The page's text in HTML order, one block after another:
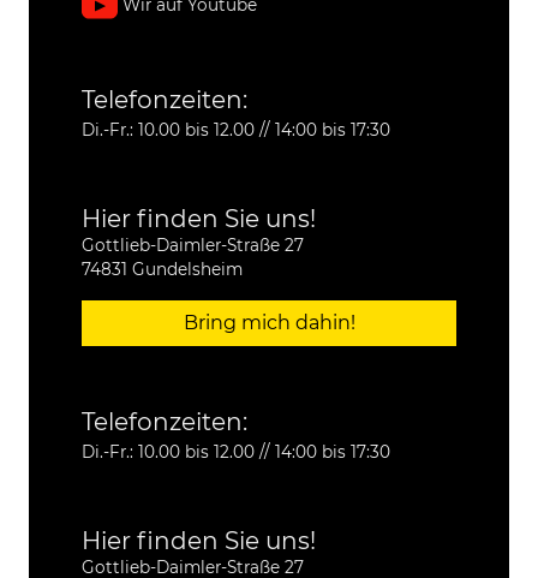
Wir auf Youtube
Telefonzeiten:
Di.-Fr.: 10.00 bis 12.00 // 14:00 bis 17:30
Hier finden Sie uns!
Gottlieb-Daimler-Straße 27
74831 Gundelsheim
Bring mich dahin!
Telefonzeiten:
Di.-Fr.: 10.00 bis 12.00 // 14:00 bis 17:30
Hier finden Sie uns!
Gottlieb-Daimler-Straße 27